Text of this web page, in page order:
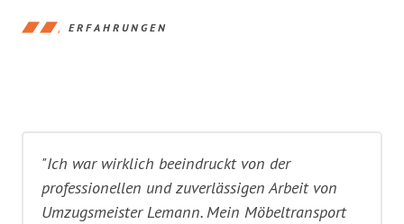
ERFAHRUNGEN
"Ich war wirklich beeindruckt von der
professionellen und zuverlässigen Arbeit von
Umzugsmeister Lemann. Mein Möbeltransport